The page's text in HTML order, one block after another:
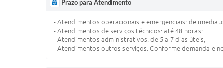
Prazo para Atendimento
- Atendimentos operacionais e emergenciais: de
- Atendimentos de serviços técnicos: até 48 horas;
- Atendimentos administrativos: de 5 a 7 dias úteis;
- Atendimentos outros serviços: Conforme demanda e